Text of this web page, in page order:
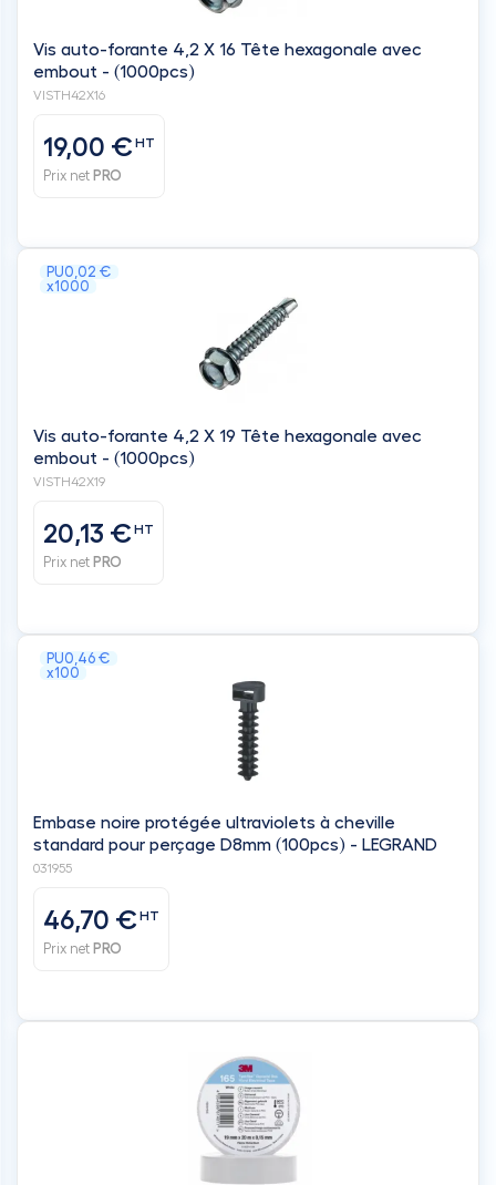
Vis auto-forante 4,2 X 16 Tête hexagonale avec
embout - (1000pcs)
VISTH42X16
19,00 €HT
Prix net PRO
PU0,02 €
x1000
Vis auto-forante 4,2 X 19 Tête hexagonale avec
embout - (1000pcs)
VISTH42X19
20,13 €HT
Prix net PRO
PU0,46 €
x100
Embase noire protégée ultraviolets à cheville
standard pour perçage D8mm (100pcs) - LEGRAND
031955
46,70 €HT
Prix net PRO